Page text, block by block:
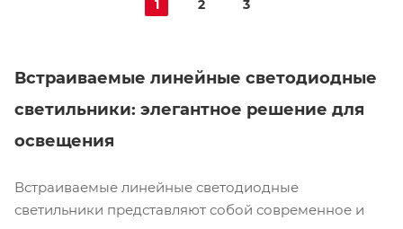
1 2 3
Встраиваемые линейные светодиодные
светильники: элегантное решение для
освещения
Встраиваемые линейные светодиодные
светильники представляют собой современное и